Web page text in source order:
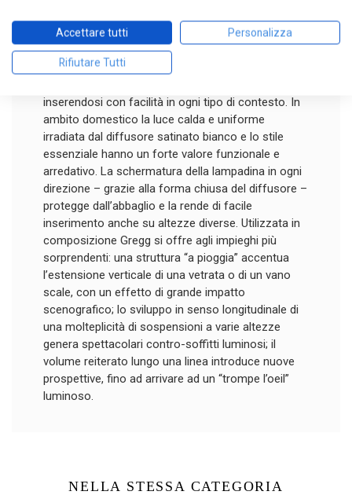
dimensioni nelle versioni a sospensione, da tavolo,
a soffitto e a parete e quattro soluzioni diverse per
la versione da terra: la collezione Gregg è in
inserendosi con facilità in ogni tipo di contesto. In
ambito domestico la luce calda e uniforme
irradiata dal diffusore satinato bianco e lo stile
essenziale hanno un forte valore funzionale e
arredativo. La schermatura della lampadina in ogni
direzione – grazie alla forma chiusa del diffusore –
protegge dall’abbaglio e la rende di facile
inserimento anche su altezze diverse. Utilizzata in
composizione Gregg si offre agli impieghi più
sorprendenti: una struttura “a pioggia” accentua
l’estensione verticale di una vetrata o di un vano
scale, con un effetto di grande impatto
scenografico; lo sviluppo in senso longitudinale di
una molteplicità di sospensioni a varie altezze
genera spettacolari contro-soffitti luminosi; il
volume reiterato lungo una linea introduce nuove
prospettive, fino ad arrivare ad un “trompe l’oeil”
luminoso.
NELLA STESSA CATEGORIA
Accettare tutti Personalizza
Rifiutare Tutti